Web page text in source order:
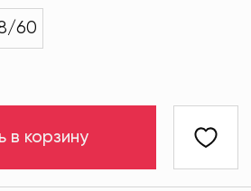
60
в корзину